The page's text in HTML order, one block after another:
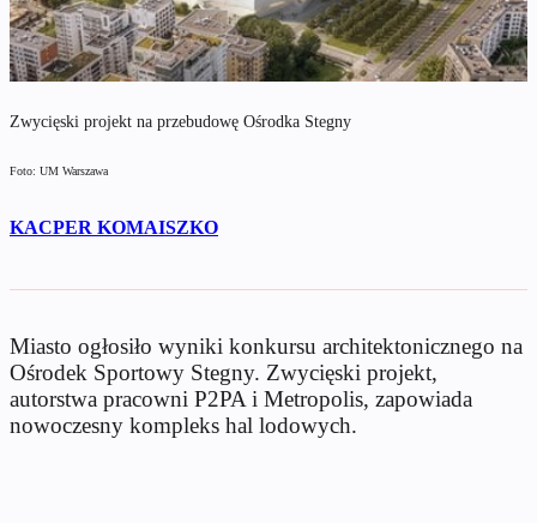
Zwycięski projekt na przebudowę Ośrodka Stegny
Foto: UM Warszawa
KACPER KOMAISZKO
Miasto ogłosiło wyniki konkursu architektonicznego na
Ośrodek Sportowy Stegny. Zwycięski projekt,
autorstwa pracowni P2PA i Metropolis, zapowiada
nowoczesny kompleks hal lodowych.